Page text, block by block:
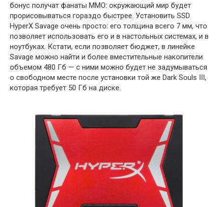
бонус получат фанаты MMO: окружающий мир будет
прорисовываться гораздо быстрее. Установить SSD
HyperX Savage очень просто: его толщина всего 7 мм, что
позволяет использовать его и в настольных системах, и в
ноутбуках. Кстати, если позволяет бюджет, в линейке
Savage можно найти и более вместительные накопители
объемом 480 Гб — с ними можно будет не задумываться
о свободном месте после установки той же Dark Souls III,
которая требует 50 Гб на диске.